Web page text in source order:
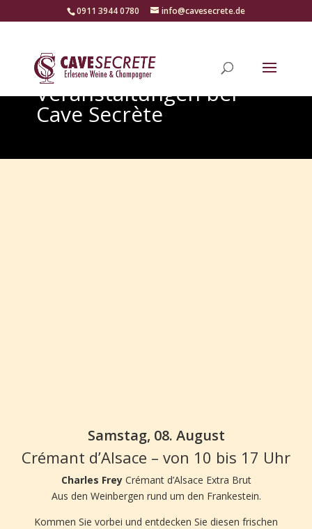
‭0911 3944 0780‬ info@cavesecrete.de
Veranstaltungen bei
Cave Secrète
Samstag, 08. August
Crémant d’Alsace – von 10 bis 17 Uhr
Charles FreyCrémant d’Alsace Extra Brut
Aus den Weinbergen rund um den Frankestein.
Kommen Sie vorbei und entdecken Sie diesen frischen